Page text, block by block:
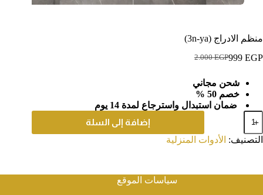
منظم الادراج (3n-ya)
2.000EGP
السعر
هو:
2.000 EGP.
999 EGP
السعر
هو:
999 EGP.
شحن مجاني
خصم 50 %
ضمان استبدال واسترجاع لمدة 14 يوم
كمية
منظم
الادراج
(3n-
إضافة إلى السلة
التصنيف: الأدوات المنزلية
سياسات الموقع